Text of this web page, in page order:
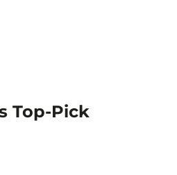
Top-Pick